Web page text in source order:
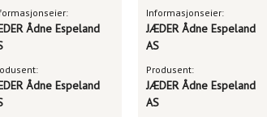
Ådne Espeland
Ådne Espeland
Informasjonseier:
JÆDER Ådne Espeland
AS
Produsent:
JÆDER Ådne Espeland
AS